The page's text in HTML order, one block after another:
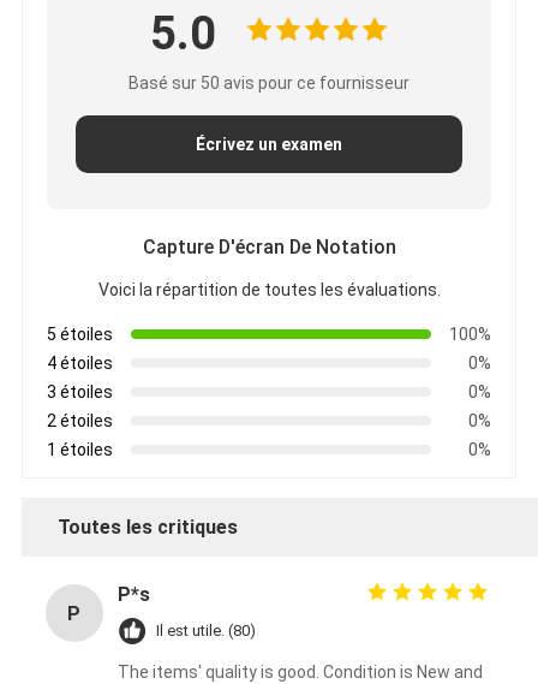
5.0
Basé sur 50 avis pour ce fournisseur
Écrivez un examen
Capture D'écran De Notation
Voici la répartition de toutes les évaluations.
5 étoiles
100%
4 étoiles
0%
3 étoiles
0%
2 étoiles
0%
1 étoiles
0%
Toutes les critiques
P
P*s
Il est utile. (80)
The items' quality is good. Condition is New and